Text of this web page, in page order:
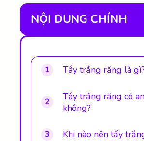
NỘI DUNG CHÍNH
1 Tẩy trắng răng là gì?
2
Tẩy trắng răng có
không?
3 Khi nào nên tẩy